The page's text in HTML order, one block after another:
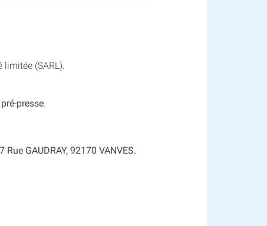
limitée (SARL).
presse.
GAUDRAY, 92170 VANVES.